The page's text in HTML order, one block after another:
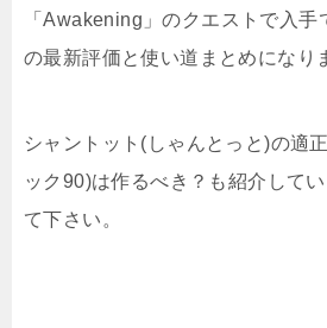
「Awakening」のクエストで入手
の最新評価と使い道まとめになり
シャントット(しゃんとっと)の適
ック90)は作るべき？も紹介して
て下さい。